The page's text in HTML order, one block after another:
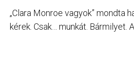
„Clara Monroe vagyok” mondta
kérek. Csak… munkát. Bármilyet.